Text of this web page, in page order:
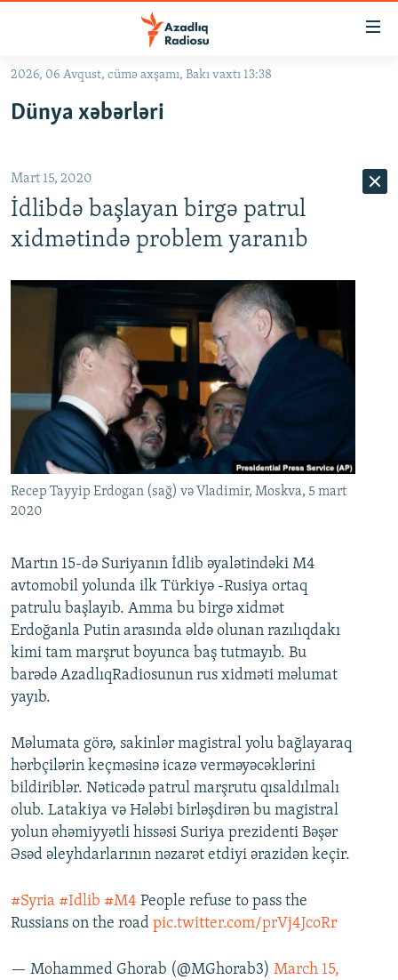
Əsas
qayıt
qayıt
Axtarışa
#İZAHLA
ARAŞDIRMA
VIDEO
FOTOQALEREYA
İNFOQRAFIKA
KARIKATURA
RADIO ARXIV
OXU ZALI
AZƏRBAYCAN ƏDƏBIYYATI KITABXANASI
İSLAM VƏ DEMOKRATIYA
HAQQIMIZDA
MISSIYAMIZ
PEŞƏ ETIKASI VƏ JURNALISTIKA STANDARTLARIMIZ
AZADLIQRADIOSU MOBIL TELEFONUNUZDA
XƏBƏR BÜLLETENLƏRIMIZ
BIZI IZLƏ
RFE/RL-in bütün saytları
2026, 06 Avqust, cümə axşamı, Bakı vaxtı 13:38
Dünya xəbərləri
Mart 15, 2020
İdlibdə başlayan birgə patrul
xidmətində problem yaranıb
Recep Tayyip Erdogan (sağ) və Vladimir, Moskva, 5 mart
2020
Martın 15-də Suriyanın İdlib əyalətindəki M4
avtomobil yolunda ilk Türkiyə -Rusiya ortaq
patrulu başlayıb. Amma bu birgə xidmət
Erdoğanla Putin arasında əldə olunan razılıqdakı
kimi tam marşrut boyunca baş tutmayıb. Bu
barədə AzadlıqRadiosunun rus xidməti məlumat
yayıb.
Məlumata görə, sakinlər magistral yolu bağlayaraq
hərbçilərin keçməsinə icazə verməyəcəklərini
bildiriblər. Nəticədə patrul marşrutu qısaldılmalı
olub. Latakiya və Hələbi birləşdirən bu magistral
yolun əhəmiyyətli hissəsi Suriya prezidenti Bəşər
Əsəd əleyhdarlarının nəzarət etdiyi ərazidən keçir.
#Syria #Idlib #M4 People refuse to pass the
Russians on the road pic.twitter.com/prVj4JcoRr
— Mohammed Ghorab (@MGhorab3) March 15,